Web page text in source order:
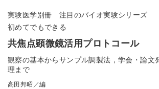
実験医学別冊 注目のバイオ実験シリーズ
初めてでもできる
共焦点顕微鏡活用プロトコール
観察の基本からサンプル調製法，学会・論文
理まで
高田邦昭／編